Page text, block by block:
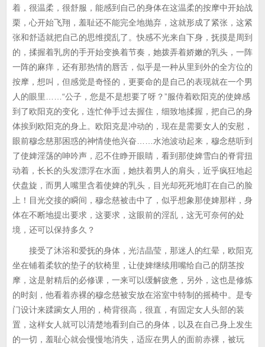
着，很温柔，很舒服，能感到自己的身体在这温柔的按摩中开始战
栗，心开始飞翔，羞耻还不能完全地抛弃，这就形成了紧张，这紧
张和舒适就把自己的思维搅乱了。快感不光来自下身，抚摸是周到
的，揉握着乳房的手开始变换着节奏，她拨弄着娇嫩的乳头，一阵
一阵的麻痒，还有那热情的唇舌，似乎是一种从里到外的全方位的
按摩，想叫，但感觉是奇怪的，更要命的是自己的表现就在一个男
人的眼里……“公子，您是不是想要了呀？”服侍着欧阳克的使婢感
到了欧阳克的变化，连忙伸手过去握住，细致地揉握，把自己的身
体挨到欧阳克的身上。欧阳克是冲动的，现在是需要女人的安慰，
眼前穆念慈那困惑的神情使他兴奋……水池波动起来，穆念慈听到
了使婢淫荡的呻吟声，忍不住睁开眼睛，看到那使婢雪白的脊背扭
动着，长长的头发漂浮在水面，她扶着男人的肩头，近乎疯狂地起
伏盘旋，而男人嘴里含着使婢的乳头，目光却死死地盯在自己的脸
上！目光交接的瞬间，穆念慈被击中了，似乎想象那使婢那样，身
体在不断地提出要求，这要求，这眼前的淫乱，这无可奈何的处
境，还可以保持多久？
接受了沐浴和爱抚的身体，光洁晶莹，那迷人的红晕，欧阳克
坐在铺着柔软的垫子的软椅里，让使婢继续用嘴给自己的阴茎按
摩，这是射精后的必修课，一来可以缓解疲惫，另外，这也是修炼
的时刻，他看着赤裸的穆念慈被安放在浴室中特制的摇椅中。是专
门设计来蹂躏女人用的，椅背很高，很直，有固定女人头部的装
置，这样女人就可以清楚地看到自己的身体，以及在自己身上发生
的一切，羞耻心就会慢慢地消失，适应在男人的面前赤裸，被玩